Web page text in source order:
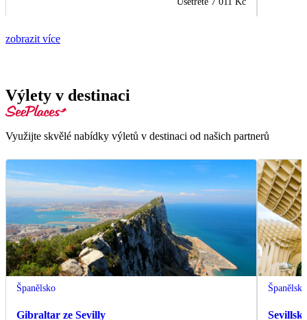
zobrazit více
Výlety v destinaci
Využijte skvělé nabídky výletů v destinaci od našich partnerů
Španělsko
Gibraltar ze Sevilly
Španělsko